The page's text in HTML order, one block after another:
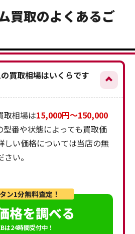
買取のよくあるご
買取相場はいくらです
取相場は15,000円～150,000
型番や状態によっても買取価
しい価格については当店の無
い。
ン1分無料査定！
格を調べる
は24時間受付中！